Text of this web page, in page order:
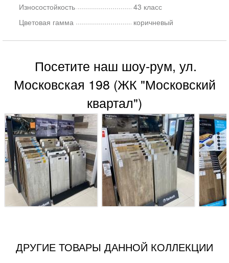
Износостойкость
43 класс
Цветовая гамма
коричневый
Посетите наш шоу-рум, ул.
Московская 198 (ЖК "Московский
квартал")
ДРУГИЕ ТОВАРЫ ДАННОЙ КОЛЛЕКЦИИ